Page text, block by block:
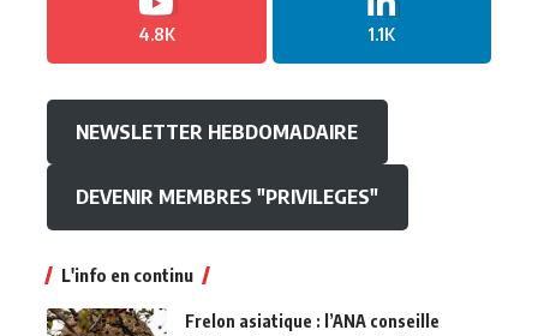
4.8K 1.1K
NEWSLETTER HEBDOMADAIRE
DEVENIR MEMBRES "PRIVILEGES"
L'info en continu
Frelon asiatique : l’ANA conseille